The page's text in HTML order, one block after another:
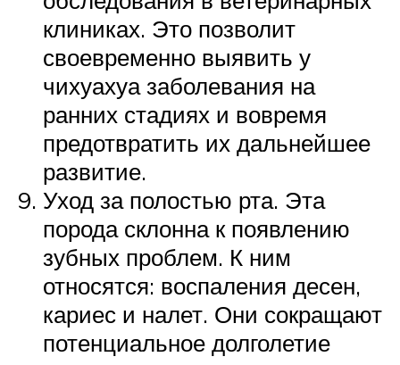
клиниках. Это позволит
своевременно выявить у
чихуахуа заболевания на
ранних стадиях и вовремя
предотвратить их дальнейшее
развитие.
Уход за полостью рта. Эта
порода склонна к появлению
зубных проблем. К ним
относятся: воспаления десен,
кариес и налет. Они сокращают
потенциальное долголетие